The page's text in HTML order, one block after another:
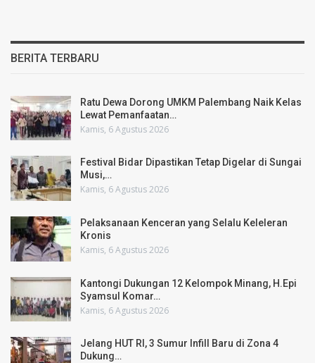
BERITA TERBARU
Ratu Dewa Dorong UMKM Palembang Naik Kelas
Lewat Pemanfaatan…
Kamis, 6 Agustus 2026
Festival Bidar Dipastikan Tetap Digelar di Sungai
Musi,…
Kamis, 6 Agustus 2026
Pelaksanaan Kenceran yang Selalu Keleleran
Kronis
Kamis, 6 Agustus 2026
Kantongi Dukungan 12 Kelompok Minang, H.Epi
Syamsul Komar…
Kamis, 6 Agustus 2026
Jelang HUT RI, 3 Sumur Infill Baru di Zona 4
Dukung…